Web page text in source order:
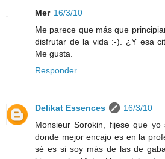
Mer 16/3/10
Me parece que más que
disfrutar de la vida :-). ¿Y esa
Me gusta.
Responder
Delikat Essences
16/3/10
Monsieur Sorokin, fijese que
donde mejor encajo es en la
sé es si soy más de las de